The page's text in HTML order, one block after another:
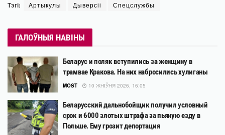
Тэгі: Артыкулы Дыверсіі Спецслужбы
ГАЛОЎНЫЯ НАВІНЫ
Беларус и поляк вступились за женщину в
трамвае Кракова. На них набросились хулиганы
MOST 10 ЖНІЎНЯ 2026, 16:05
Беларусский дальнобойщик получил условный
срок и 6000 злотых штрафа за пьяную езду в
Польше. Ему грозит депортация